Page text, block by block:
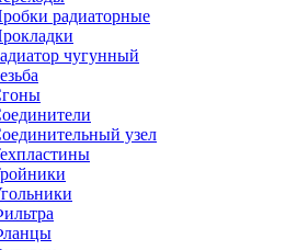
радиаторные
чугунный
узел